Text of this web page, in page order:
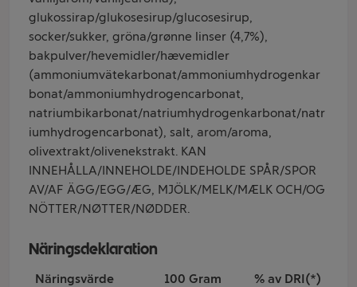
glukossirap/glukosesirup/glucosesirup,
socker/sukker, gröna/grønne linser (4,7%),
bakpulver/hevemidler/hævemidler
(ammoniumvätekarbonat/ammoniumhydrogenkar
bonat/ammoniumhydrogencarbonat,
natriumbikarbonat/natriumhydrogenkarbonat/natr
iumhydrogencarbonat), salt, arom/aroma,
olivextrakt/olivenekstrakt. KAN
INNEHÅLLA/INNEHOLDE/INDEHOLDE SPÅR/SPOR
AV/AF ÄGG/EGG/ÆG, MJÖLK/MELK/MÆLK OCH/OG
NÖTTER/NØTTER/NØDDER.
Näringsdeklaration
Näringsvärde 100 Gram % av DRI(*)